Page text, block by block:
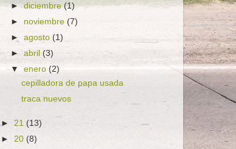
►diciembre(1)
► noviembre (7)
►agosto (1)
►abril(3)
▼enero(2)
cepilladora de papa usada
traca nuevos
► 21 (13)
► 20 (8)